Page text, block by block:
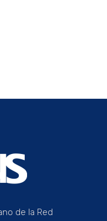
de la Red